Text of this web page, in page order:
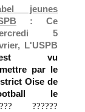
jeunes
:
Ce
5
L'USPB
vu
par le
Oise de
le
??????